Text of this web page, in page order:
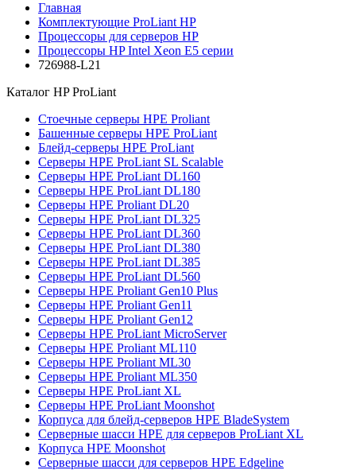
Главная
Комплектующие ProLiant HP
Процессоры для серверов HP
Процессоры HP Intel Xeon E5 серии
726988-L21
Каталог HP ProLiant
Стоечные серверы HPE Proliant
Башенные серверы HPE ProLiant
Блейд-серверы HPE ProLiant
Серверы HPE ProLiant SL Scalable
Серверы HPE ProLiant DL160
Серверы HPE ProLiant DL180
Серверы HPE Proliant DL20
Серверы HPE ProLiant DL325
Серверы HPE ProLiant DL360
Серверы HPE ProLiant DL380
Серверы HPE ProLiant DL385
Серверы HPE ProLiant DL560
Серверы HPE Proliant Gen10 Plus
Серверы HPE Proliant Gen11
Серверы HPE Proliant Gen12
Серверы HPE ProLiant MicroServer
Серверы HPE Proliant ML110
Серверы HPE Proliant ML30
Серверы HPE Proliant ML350
Серверы HPE ProLiant XL
Серверы HPE ProLiant Moonshot
Корпуса для блейд-серверов HPE BladeSystem
Серверные шасси HPE для серверов ProLiant XL
Корпуса HPE Moonshot
Серверные шасси для серверов HPE Edgeline